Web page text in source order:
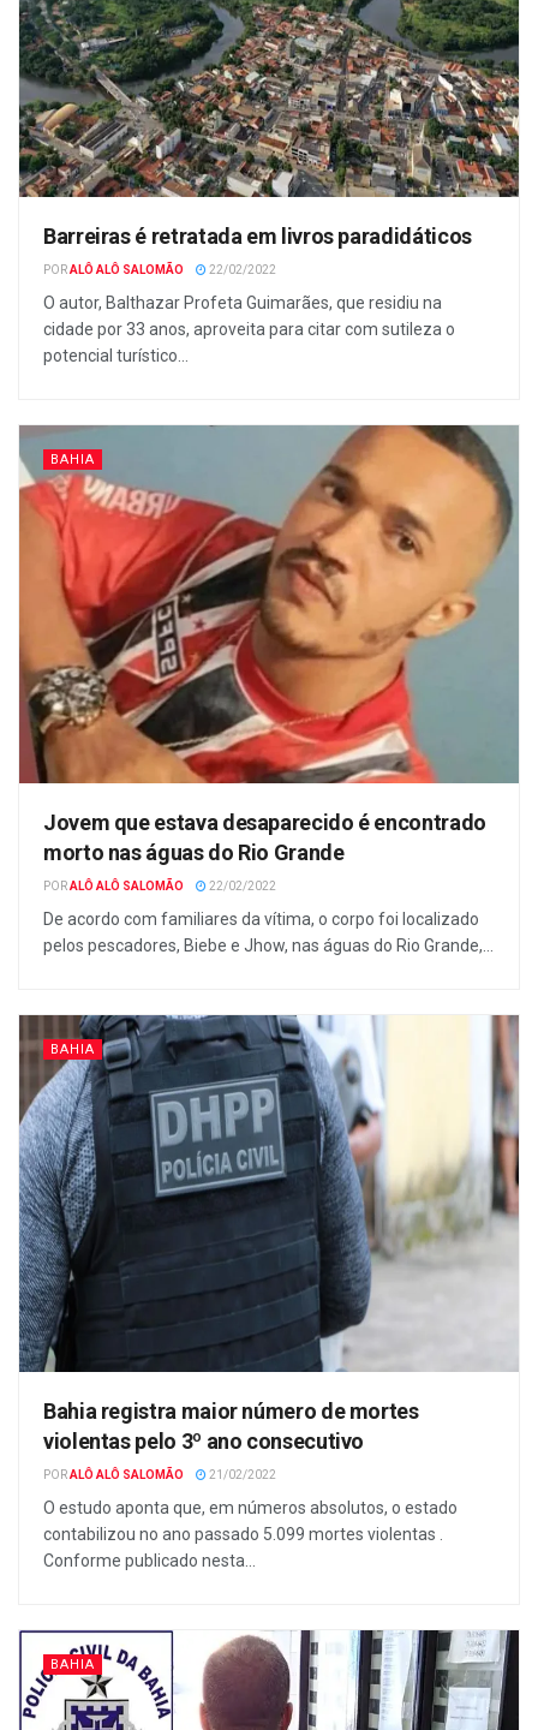
Barreiras é retratada em livros paradidáticos
PORALÔ ALÔ SALOMÃO 22/02/2022
O autor, Balthazar Profeta Guimarães, que residiu na
cidade por 33 anos, aproveita para citar com sutileza o
potencial turístico...
BAHIA
Jovem que estava desaparecido é encontrado
morto nas águas do Rio Grande
PORALÔ ALÔ SALOMÃO 22/02/2022
De acordo com familiares da vítima, o corpo foi localizado
pelos pescadores, Biebe e Jhow, nas águas do Rio Grande,...
BAHIA
Bahia registra maior número de mortes
violentas pelo 3º ano consecutivo
PORALÔ ALÔ SALOMÃO 21/02/2022
O estudo aponta que, em números absolutos, o estado
contabilizou no ano passado 5.099 mortes violentas .
Conforme publicado nesta...
BAHIA